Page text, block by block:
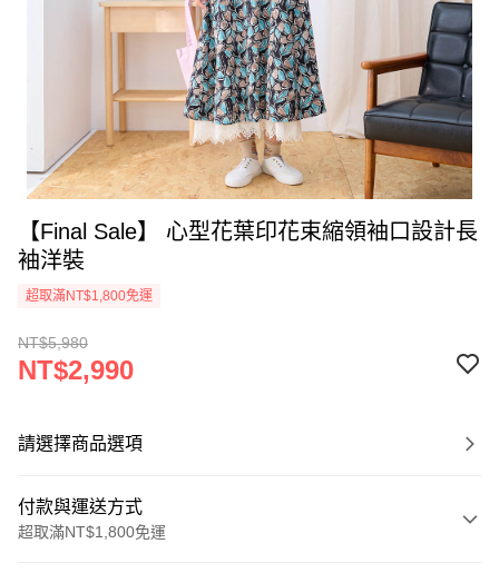
【Final Sale】 心型花葉印花束縮領袖口設計長
袖洋裝
超取滿NT$1,800免運
NT$5,980
NT$2,990
請選擇商品選項
付款與運送方式
超取滿NT$1,800免運